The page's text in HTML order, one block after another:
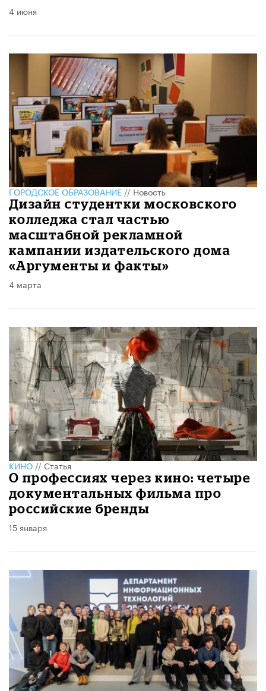
4 июня
ГОРОДСКОЕ ОБРАЗОВАНИЕ//Новость
Дизайн студентки московского
колледжа стал частью
масштабной рекламной
кампании издательского дома
«Аргументы и факты»
4 марта
КИНО//Статья
О профессиях через кино: четыре
документальных фильма про
российские бренды
15 января